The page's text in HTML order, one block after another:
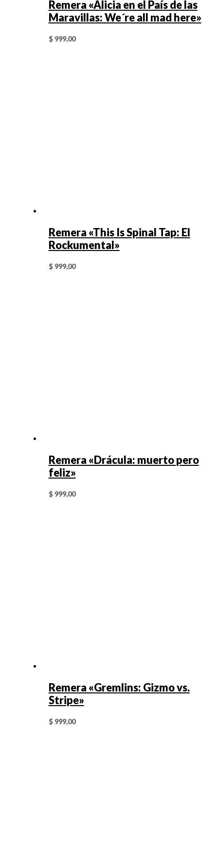
Remera «Alicia en el País de las
Maravillas: We´re all mad here»
$999,00
Remera «This Is Spinal Tap: El
Rockumental»
$999,00
Remera «Drácula: muerto pero
feliz»
$999,00
Remera «Gremlins: Gizmo vs.
Stripe»
$999,00